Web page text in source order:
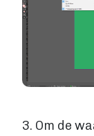
3. Om de